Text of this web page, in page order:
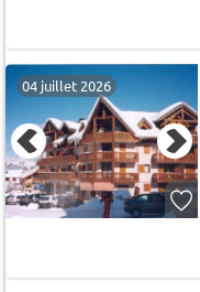
04 juillet 2026